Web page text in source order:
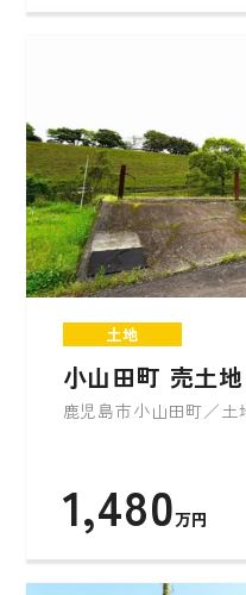
土地
小山田町 売土地
鹿児島市小山田町／土
1,480万円